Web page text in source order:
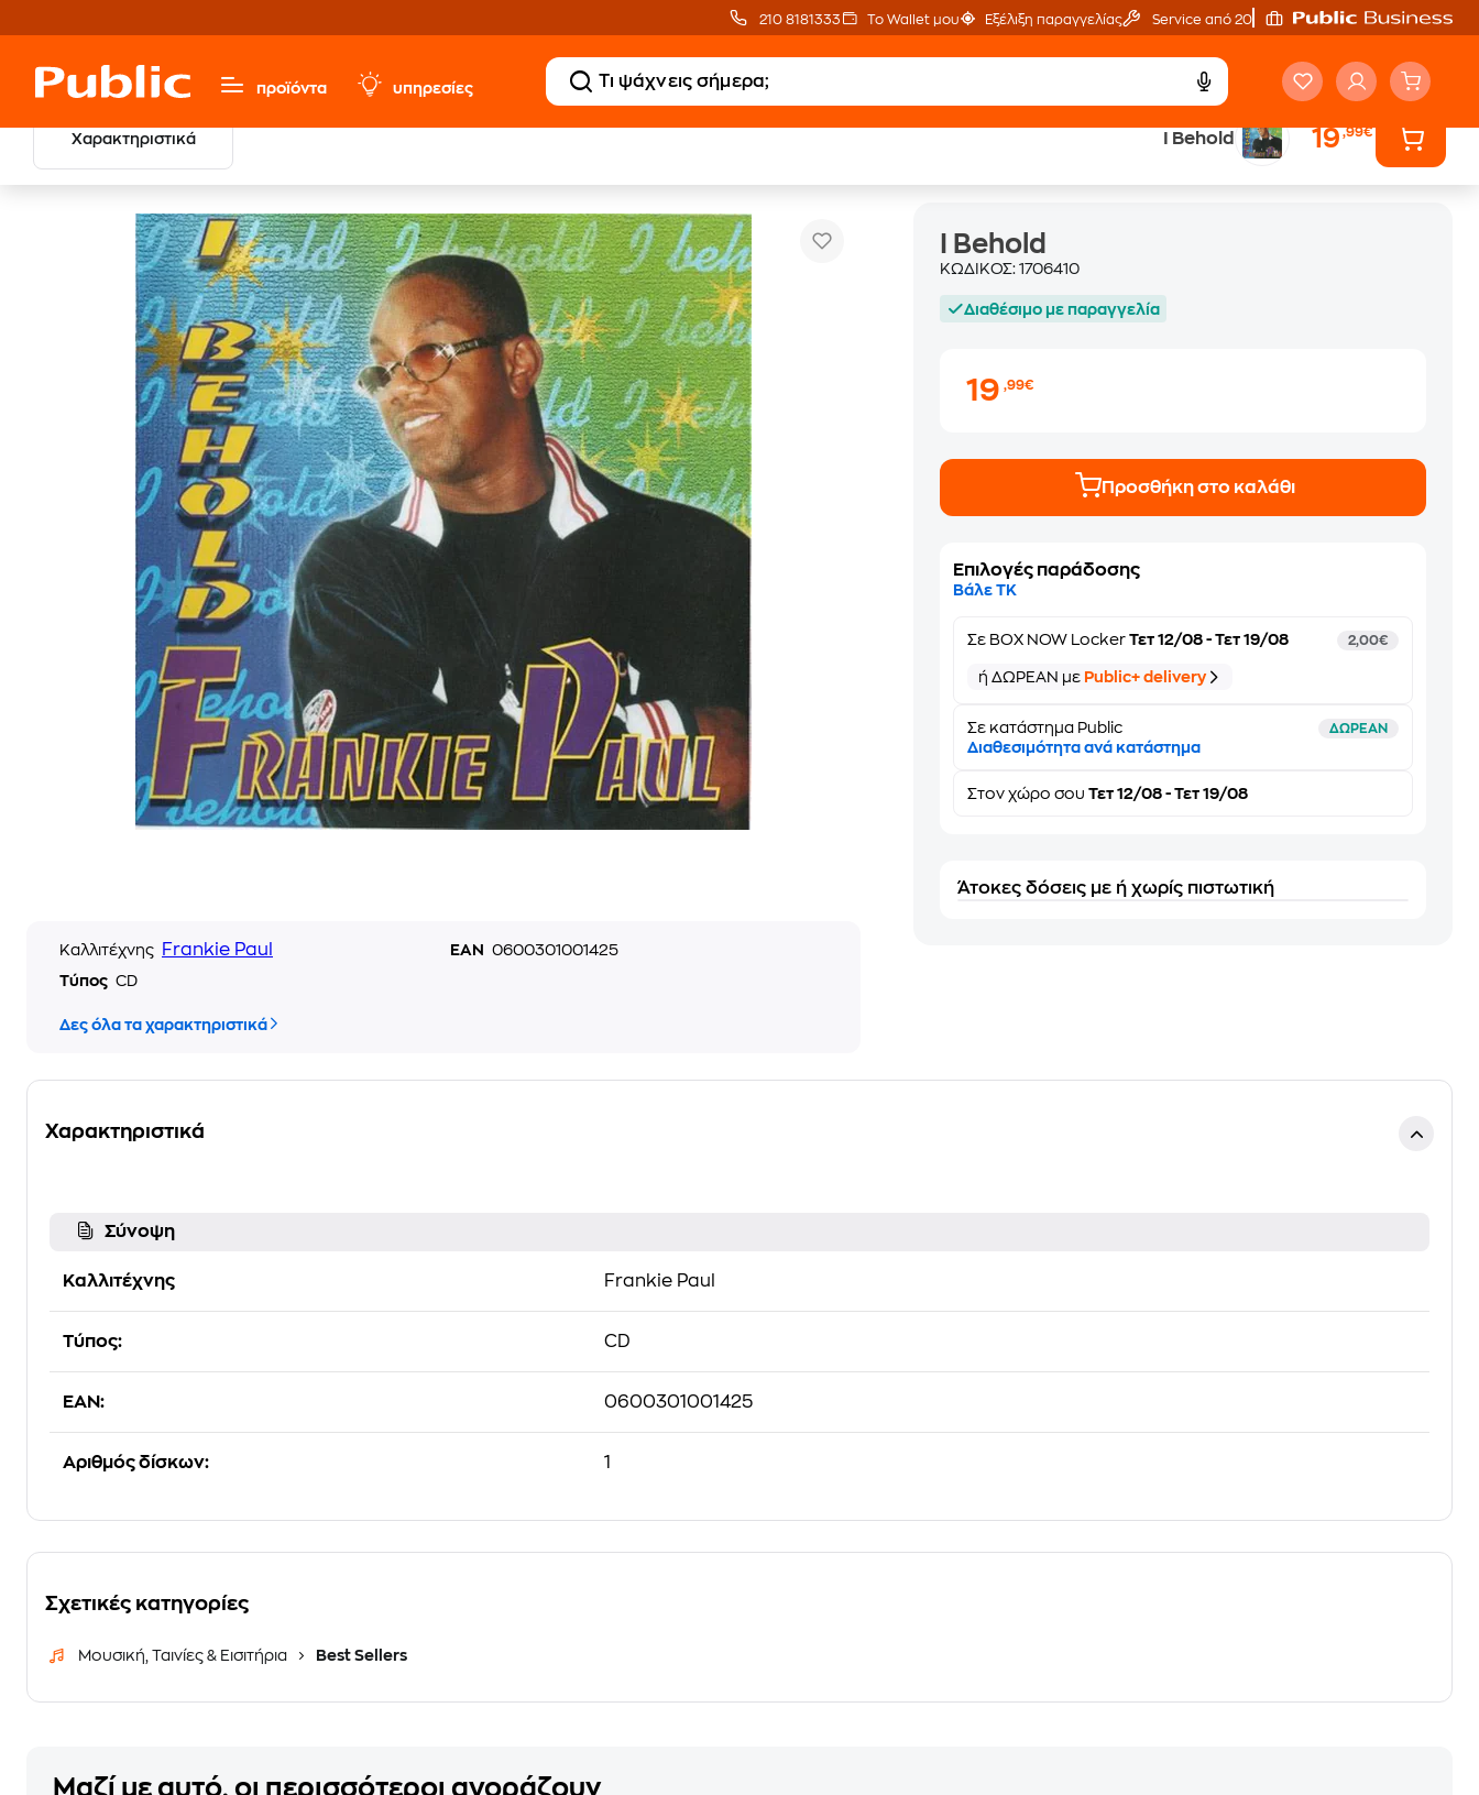
210 8181333 Το Wallet μου Εξέλιξη παραγγελίας Service από 20'
προϊόντα υπηρεσίες
Χαρακτηριστικά I Behold 19,99€
Καλλιτέχνης Frankie Paul EAN
0600301001425
Τύπος CD
Δες όλα τα χαρακτηριστικά
I Behold
ΚΩΔΙΚΟΣ:1706410
Διαθέσιμο με παραγγελία
19,99€
Προσθήκη στο καλάθι
Επιλογές παράδοσης
Βάλε ΤΚ
Σε BOX NOW Locker Τετ 12/08 - Τετ 19/08 2,00€
ή ΔΩΡΕΑΝ με Public+ delivery
Σε κατάστημα Public ΔΩΡΕΑΝ
Διαθεσιμότητα ανά κατάστημα
Στονχώρο σου Τετ 12/08 - Τετ 19/08
Άτοκες δόσεις με ή χωρίς πιστωτική
Χαρακτηριστικά
Σύνοψη
Καλλιτέχνης Frankie Paul
Τύπος: CD
EAN: 0600301001425
Αριθμός δίσκων: 1
Σχετικές κατηγορίες
Μουσική, Ταινίες & Εισιτήρια Best Sellers
Μαζί με αυτό, οι περισσότεροι αγοράζουν